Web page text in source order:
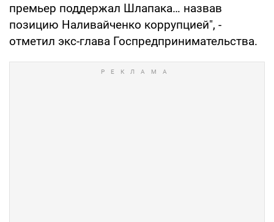
премьер поддержал Шлапака… назвав
позицию Наливайченко коррупцией", -
отметил экс-глава Госпредпринимательства.